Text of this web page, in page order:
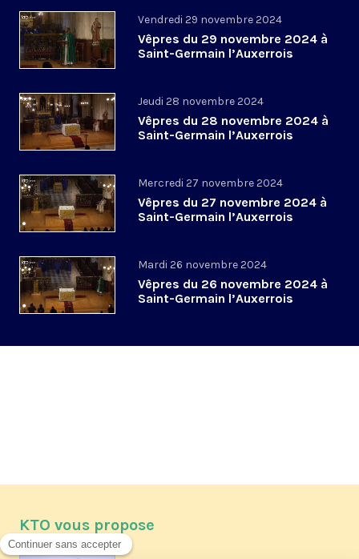
Vendredi 29 novembre 2024
Vêpres du 29 novembre 2024 à
Saint-Germain l’Auxerrois
Jeudi 28 novembre 2024
Vêpres du 28 novembre 2024 à
Saint-Germain l’Auxerrois
Mercredi 27 novembre 2024
Vêpres du 27 novembre 2024 à
Saint-Germain l’Auxerrois
Mardi 26 novembre 2024
Vêpres du 26 novembre 2024 à
Saint-Germain l’Auxerrois
KTO vous propose